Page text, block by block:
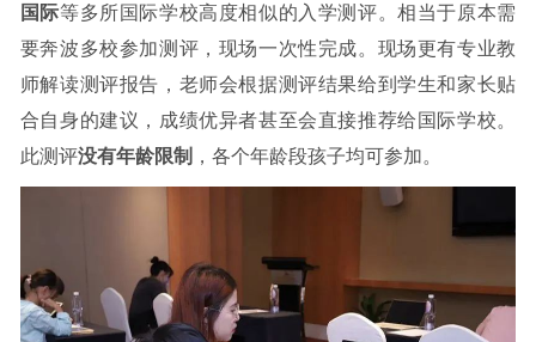
国际等多所国际学校高度相似的入学测评。相当于原本需
要奔波多校参加测评，现场一次性完成。现场更有专业教
师解读测评报告，老师会根据测评结果给到学生和家长贴
合自身的建议，成绩优异者甚至会直接推荐给国际学校。
此测评没有年龄限制 ，各个年龄段孩子均可参加。